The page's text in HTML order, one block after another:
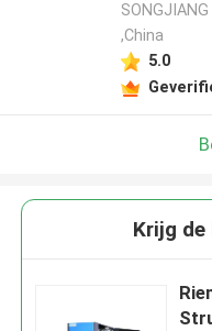
,China
5.0
Krijg